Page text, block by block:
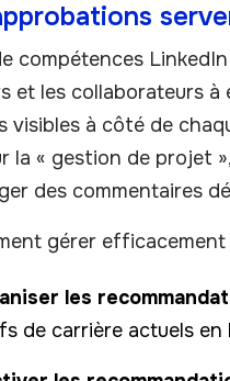
compétences
et les collaborateurs à
à côté de
la « gestion de projet
des commentaires
gérer
les
de carrière actuels en